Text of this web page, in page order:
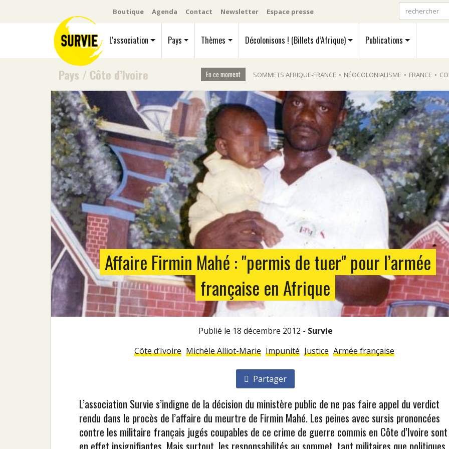
Boutique Agenda Contact Newsletter Espace presse
L'association Pays Thèmes Décolonisons ! (Billets d’Afrique) Publications
Pays / Côte d’Ivoire En ce moment SOMMETS AFRIQUE-FRANCE • NÉOCOLONIALISME • FRANCE •
Affaire Firmin Mahé : "permis de tuer" pour l’armée
française en Afrique
Publié le 18 décembre 2012 - Survie
Côte d’Ivoire Michèle Alliot-Marie Impunité Justice Armée française
Partager
L’association Survie s’indigne de la décision du ministère public de ne pas faire appel du verdict
rendu dans le procès de l’affaire du meurtre de Firmin Mahé. Les peines avec sursis prononcées
contre les militaire français jugés coupables de ce crime de guerre commis en Côte d’Ivoire sont
en effet insignifiantes. Mais surtout, les responsabilités au sommet, tant militaires que politiques,